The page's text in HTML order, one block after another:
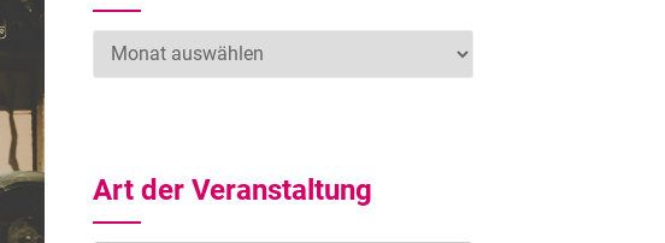
Archiv
Art der Veranstaltung